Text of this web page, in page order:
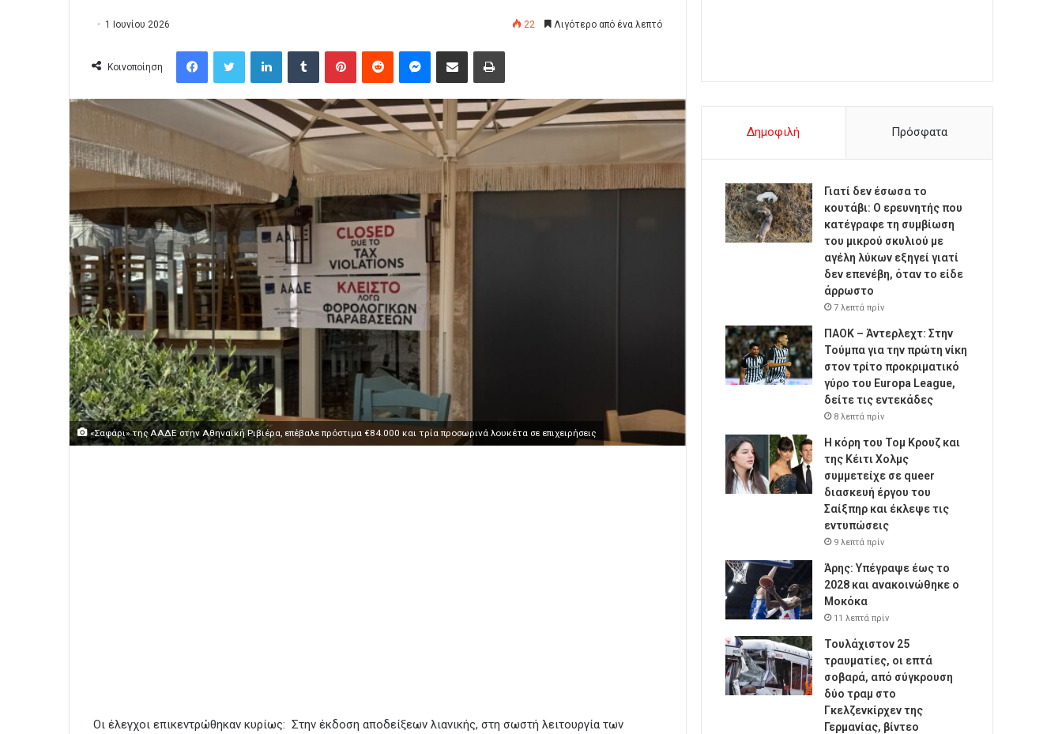
1 Ιουνίου 2026 22 Λιγότερο από ένα λεπτό
Κοινοποίηση
«Σαφάρι» της ΑΑΔΕ στην Αθηναϊκή Ριβιέρα, επέβαλε πρόστιμα €84.000 και τρία προσωρινά λουκέτα σε επιχειρήσεις
Οι έλεγχοι επικεντρώθηκαν κυρίως: Στην έκδοση αποδείξεων λιανικής, στη σωστή λειτουργία των
Δημοφιλή Πρόσφατα
Γιατί δεν έσωσα το
κουτάβι: Ο ερευνητής που
κατέγραφε τη συμβίωση
του μικρού σκυλιού με
αγέλη λύκων εξηγεί γιατί
δεν επενέβη, όταν το είδε
άρρωστο
7 λεπτά πρίν
ΠΑΟΚ – Άντερλεχτ: Στην
Τούμπα για την πρώτη νίκη
στον τρίτο προκριματικό
γύρο του Europa League,
δείτε τις εντεκάδες
8 λεπτά πρίν
Η κόρη του Τομ Κρουζ και
της Κέιτι Χολμς
συμμετείχε σε queer
διασκευή έργου του
Σαίξπηρ και έκλεψε τις
εντυπώσεις
9 λεπτά πρίν
Άρης: Υπέγραψε έως το
2028 και ανακοινώθηκε ο
Μοκόκα
11 λεπτά πρίν
Τουλάχιστον 25
τραυματίες, οι επτά
σοβαρά, από σύγκρουση
δύο τραμ στο
Γκελζενκίρχεν της
Γερμανίας, βίντεο